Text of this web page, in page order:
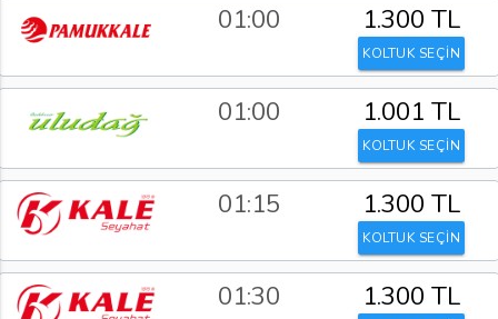
01:00 1.300 TL
KOLTUK SEÇİN
01:00 1.001 TL
KOLTUK SEÇİN
01:15 1.300 TL
KOLTUK SEÇİN
01:30 1.300 TL